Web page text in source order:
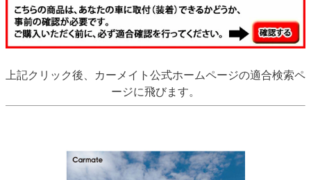
上記クリック後、カーメイト公式ホームページの適合検索ペ
ージに飛びます。